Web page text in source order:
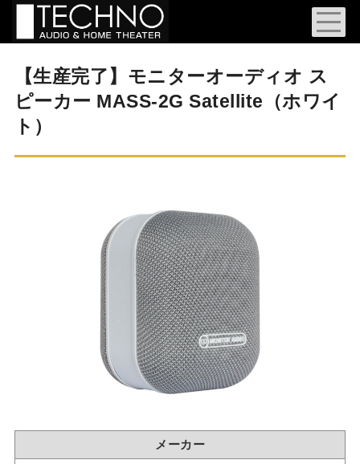
【生産完了】モニターオーディオ ス
ピーカー MASS-2G Satellite（ホワイ
ト）
メーカー